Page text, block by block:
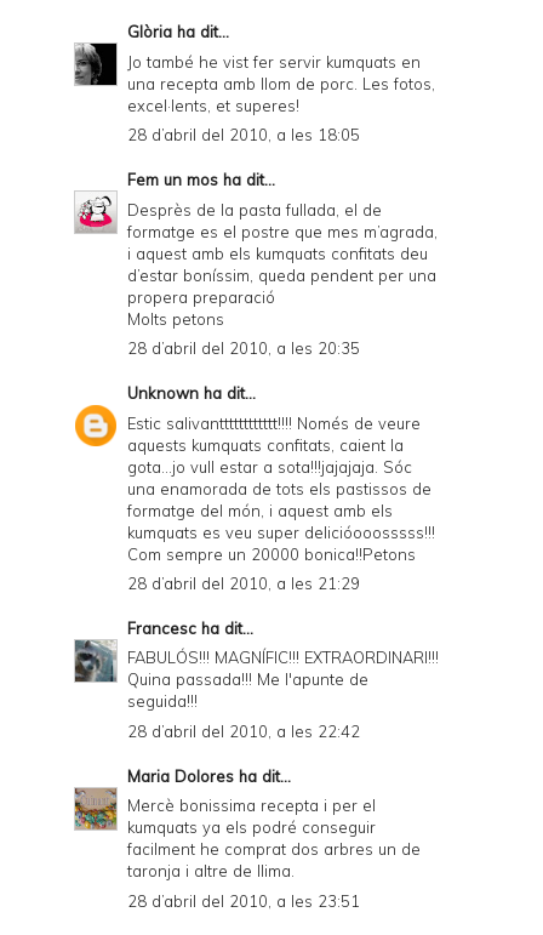
Glòria ha dit...
Jo també he vist fer servir kumquats en
una recepta amb llom de porc. Les fotos,
excel·lents, et superes!
28 d’abril del 2010, a les 18:05
Fem un mos ha dit...
Desprès de la pasta fullada, el de
formatge es el postre que mes m’agrada,
i aquest amb els kumquats confitats deu
d’estar boníssim, queda pendent per una
propera preparació
Molts petons
28 d’abril del 2010, a les 20:35
Unknown ha dit...
Estic salivantttttttttttt!!!! Només de veure
aquests kumquats confitats, caient la
gota...jo vull estar a sota!!!jajajaja. Sóc
una enamorada de tots els pastissos de
formatge del món, i aquest amb els
kumquats es veu super delicióooosssss!!!
Com sempre un 20000 bonica!!Petons
28 d’abril del 2010, a les 21:29
Francesc ha dit...
FABULÓS!!! MAGNÍFIC!!! EXTRAORDINARI!!!
Quina passada!!! Me l'apunte de
seguida!!!
28 d’abril del 2010, a les 22:42
Maria Dolores ha dit...
Mercè bonissima recepta i per el
kumquats ya els podré conseguir
facilment he comprat dos arbres un de
taronja i altre de llima.
28 d’abril del 2010, a les 23:51